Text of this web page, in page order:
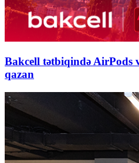
Bakcell tətbiqində AirPods
qazan